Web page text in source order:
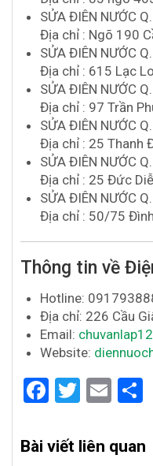
SỬA ĐIÊN NƯỚC
Địa chỉ : Ngõ 190
SỬA ĐIÊN NƯỚC
Địa chỉ : 615 Lạc
SỬA ĐIÊN NƯỚC
Địa chỉ : 97 Trần
SỬA ĐIÊN NƯỚC
Địa chỉ : 25 Thanh
SỬA ĐIÊN NƯỚC
Địa chỉ : 25 Đức
SỬA ĐIÊN NƯỚC
Địa chỉ : 50/75
Thông tin về
Hotline:
Địa chỉ: 226 Cầu
Email:
Website:
Facebook
Twitter
Bài viết liên quan